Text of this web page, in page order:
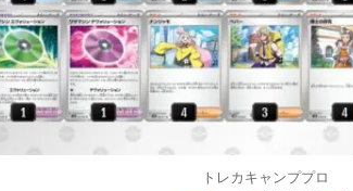
トレカキャンププロ